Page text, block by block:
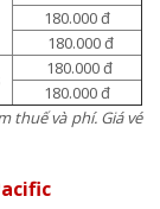
180.000 đ
180.000 đ
180.000 đ
180.000 đ
thuế và phí. Giá vé